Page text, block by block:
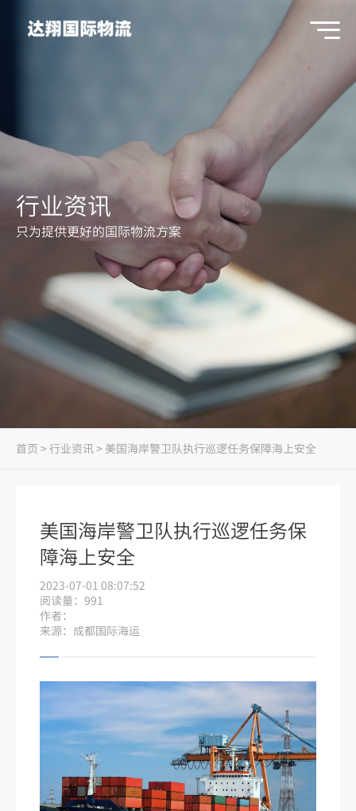
行业资讯
只为提供更好的国际物流方案
首页 > 行业资讯> 美国海岸警卫队执行巡逻任务保障海上安全
美国海岸警卫队执行巡逻任务保
障海上安全
2023-07-01 08:07:52
阅读量：991
作者：
来源：成都国际海运